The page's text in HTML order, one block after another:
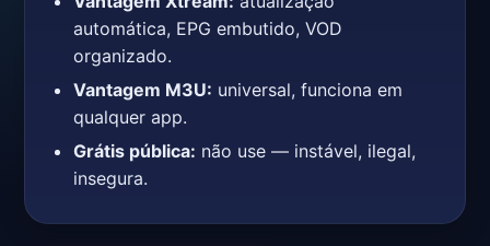
automática, EPG embutido, VOD
organizado.
Vantagem M3U: universal, funciona em
qualquer app.
Grátis pública: não use — instável, ilegal,
insegura.